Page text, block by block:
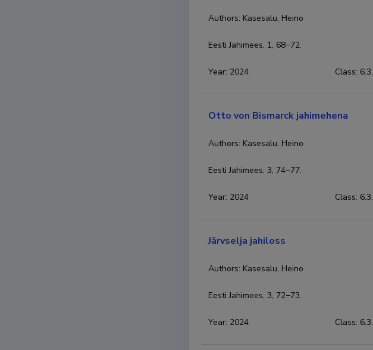
Authors: Kasesalu, Heino
Eesti Jahimees, 1, 68−72.
Year: 2024 Class: 6.3.
Otto von Bismarck jahimehena
Authors: Kasesalu, Heino
Eesti Jahimees, 3, 74−77.
Year: 2024 Class: 6.3.
Järvselja jahiloss
Authors: Kasesalu, Heino
Eesti Jahimees, 3, 72−73.
Year: 2024 Class: 6.3.